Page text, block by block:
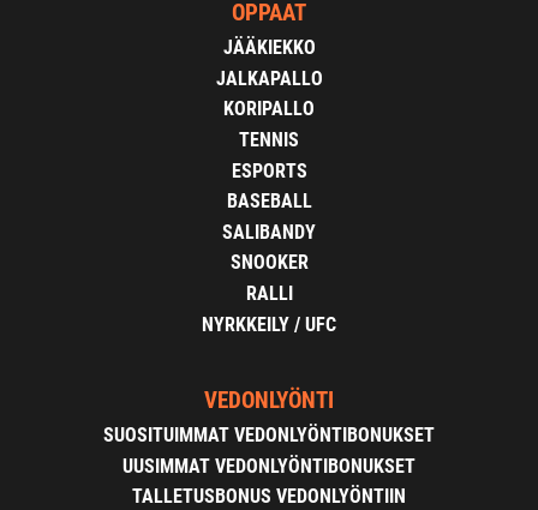
OPPAAT
JÄÄKIEKKO
JALKAPALLO
KORIPALLO
TENNIS
ESPORTS
BASEBALL
SALIBANDY
SNOOKER
RALLI
NYRKKEILY / UFC
VEDONLYÖNTI
SUOSITUIMMAT VEDONLYÖNTIBONUKSET
UUSIMMAT VEDONLYÖNTIBONUKSET
TALLETUSBONUS VEDONLYÖNTIIN